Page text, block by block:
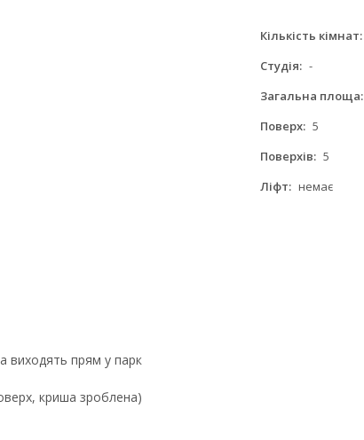
Кількість кімнат:
Студія: -
Загальна площа:
Поверх: 5
Поверхів: 5
Ліфт: немає
виходять прям у парк
криша зроблена)